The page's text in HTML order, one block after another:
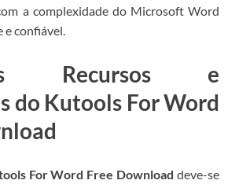
a complexidade do Microsoft Word
e confiável.
Recursos e
do Kutools For Word
For Word Free Download deve-se